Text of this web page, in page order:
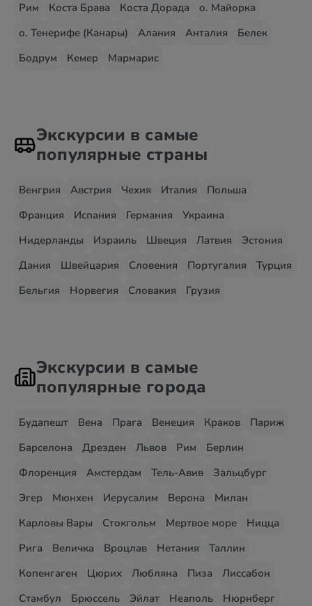
Рим
Коста Брава Коста Дорада
о. Майорка
о. Тенерифе (Канары)
Алания Анталия
Белек
Бодрум
Кемер Мармарис
Экскурсии в самые
популярные страны
Венгрия Австрия Чехия Италия
Польша
Франция
Испания Германия
Украина
Нидерланды
Израиль Швеция Латвия
Эстония
Дания
Швейцария Словения Португалия
Турция
Бельгия
Норвегия Словакия Грузия
Экскурсии в самые
популярные города
Будапешт Вена Прага Венеция Краков
Париж
Барселона
Дрезден Львов Рим
Берлин
Флоренция
Амстердам Тель-Авив
Зальцбург
Эгер
Мюнхен Иерусалим Верона
Милан
Карловы Вары
Стокгольм Мертвое море
Ницца
Рига
Величка Вроцлав Нетания
Таллин
Копенгаген
Цюрих Любляна Пиза
Лиссабон
Стамбул
Брюссель Эйлат Неаполь
Нюрнберг